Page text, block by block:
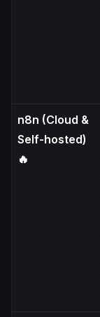
n8n (Cloud &
Self-hosted)
🔥